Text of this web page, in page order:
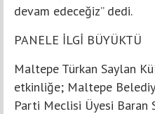
devam edeceğiz” dedi.
PANELE İLGİ BÜYÜKTÜ
Maltepe Türkan Saylan
etkinliğe; Maltepe
Parti Meclisi Üyesi Baran